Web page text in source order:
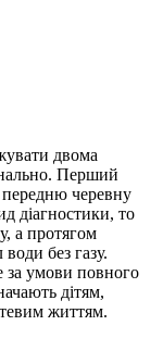
двома
Перший
передню черевну
діагностики, то
а протягом
без газу.
за умови повного
дітям,
життям.